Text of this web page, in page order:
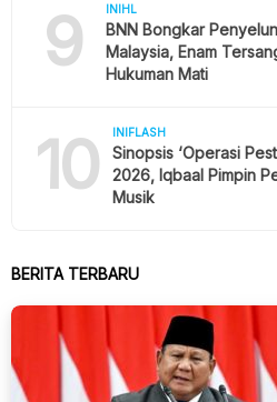
9 INIHL
BNN Bongkar
Malaysia, Enam
Hukuman Mati
10 INIFLASH
Sinopsis ‘Operasi
2026, Iqbaal Pimpin
Musik
BERITA TERBARU